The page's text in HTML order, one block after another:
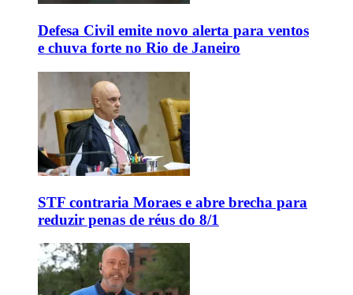
Defesa Civil emite novo alerta para ventos
e chuva forte no Rio de Janeiro
STF contraria Moraes e abre brecha para
reduzir penas de réus do 8/1